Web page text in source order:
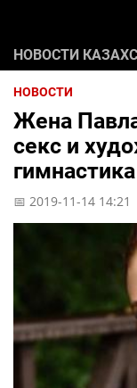
НОВОСТИ
НОВОСТИ
Жена
секс и
📅 2019-11-14 14:21